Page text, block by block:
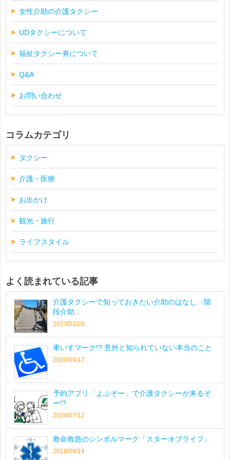
女性介助の介護タクシー
UDタクシーについて
福祉タクシー券について
Q&A
お問い合わせ
コラムカテゴリ
タクシー
介護・医療
お出かけ
観光・旅行
ライフスタイル
よく読まれている記事
介護タクシーで知っておきたい介助のはなし〈階
段介助...
2023/01/28
車いすマーク!? 意外と知られていない本当のこと
2020/09/17
予約アプリ「よぶぞー」で介護タクシーが来るぞ
ー!?
2024/07/12
救命救急のシンボルマーク「スターオブライフ」
2018/09/14